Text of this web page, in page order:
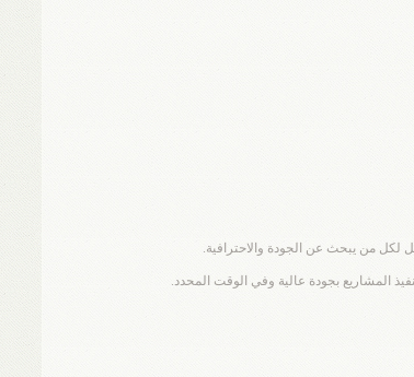
المشاريع بجودة عالية وفي الوقت المحدد.